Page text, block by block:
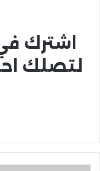
اشترك
لتصلك